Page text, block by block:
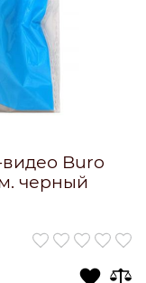
Buro
черный